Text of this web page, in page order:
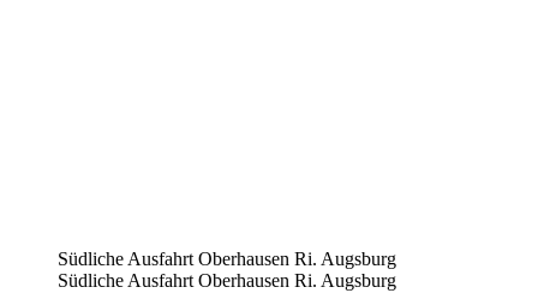
Südliche Ausfahrt Oberhausen Ri. Augsburg
Südliche Ausfahrt Oberhausen Ri. Augsburg